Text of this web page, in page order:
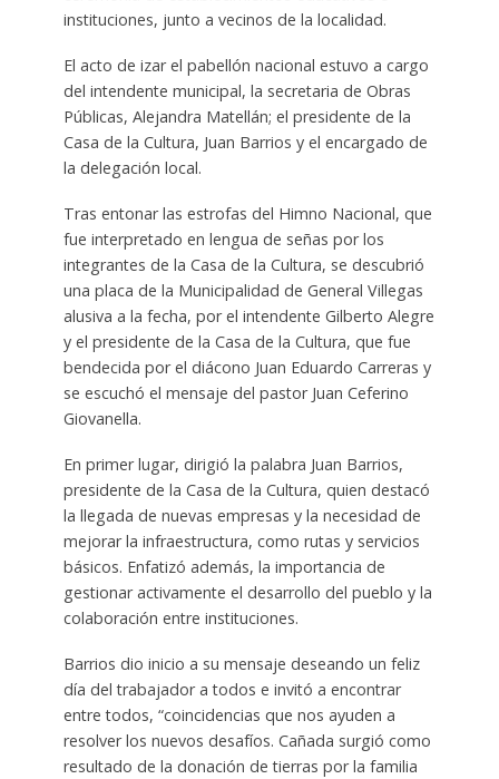
instituciones, junto a vecinos de la localidad.
El acto de izar el pabellón nacional estuvo a cargo
del intendente municipal, la secretaria de Obras
Públicas, Alejandra Matellán; el presidente de la
Casa de la Cultura, Juan Barrios y el encargado de
la delegación local.
Tras entonar las estrofas del Himno Nacional, que
fue interpretado en lengua de señas por los
integrantes de la Casa de la Cultura, se descubrió
una placa de la Municipalidad de General Villegas
alusiva a la fecha, por el intendente Gilberto Alegre
y el presidente de la Casa de la Cultura, que fue
bendecida por el diácono Juan Eduardo Carreras y
se escuchó el mensaje del pastor Juan Ceferino
Giovanella.
En primer lugar, dirigió la palabra Juan Barrios,
presidente de la Casa de la Cultura, quien destacó
la llegada de nuevas empresas y la necesidad de
mejorar la infraestructura, como rutas y servicios
básicos. Enfatizó además, la importancia de
gestionar activamente el desarrollo del pueblo y la
colaboración entre instituciones.
Barrios dio inicio a su mensaje deseando un feliz
día del trabajador a todos e invitó a encontrar
entre todos, “coincidencias que nos ayuden a
resolver los nuevos desafíos. Cañada surgió como
resultado de la donación de tierras por la familia